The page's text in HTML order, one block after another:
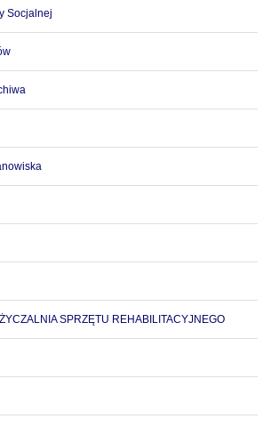
Socjalnej
SPRZĘTU REHABILITACYJNEGO